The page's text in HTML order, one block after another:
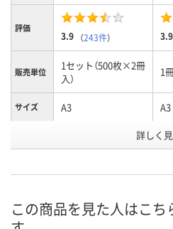
評価
3.9 （243件） 3.9
販売単位
1セット（500枚×2冊
入）
1
サイズ A3 A3
8
詳しく
この商品を見た人はこ